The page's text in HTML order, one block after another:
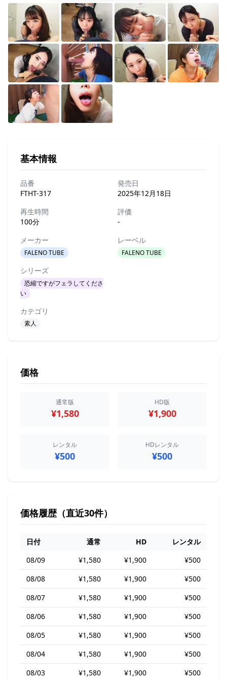
基本情報
品番
FTHT-317
発売日
2025年12月18日
再生時間
100分
評価
-
メーカー
FALENO TUBE
レーベル
FALENO TUBE
シリーズ
恐縮ですがフェラしてくださ
い
カテゴリ
素人
価格
通常版
¥1,580
HD版
¥1,900
レンタル
¥500
HDレンタル
¥500
価格履歴（直近30件）
日付 通常 HD
レンタル
08/09
¥1,580 ¥1,900
¥500
08/08
¥1,580 ¥1,900
¥500
08/07
¥1,580 ¥1,900
¥500
08/06
¥1,580 ¥1,900
¥500
08/05
¥1,580 ¥1,900
¥500
08/04
¥1,580 ¥1,900
¥500
08/03
¥1,580 ¥1,900 ¥500